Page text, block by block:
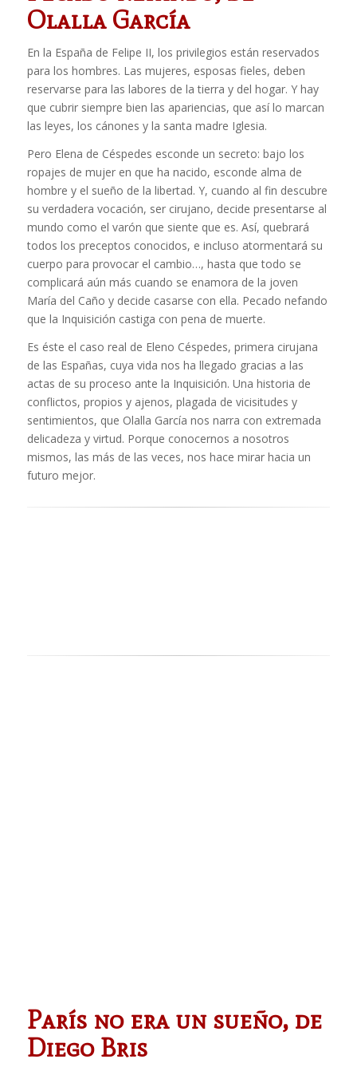
Olalla García
En la España de Felipe II, los privilegios están reservados
para los hombres. Las mujeres, esposas fieles, deben
reservarse para las labores de la tierra y del hogar. Y hay
que cubrir siempre bien las apariencias, que así lo marcan
las leyes, los cánones y la santa madre Iglesia.
Pero Elena de Céspedes esconde un secreto: bajo los
ropajes de mujer en que ha nacido, esconde alma de
hombre y el sueño de la libertad. Y, cuando al fin descubre
su verdadera vocación, ser cirujano, decide presentarse al
mundo como el varón que siente que es. Así, quebrará
todos los preceptos conocidos, e incluso atormentará su
cuerpo para provocar el cambio…, hasta que todo se
complicará aún más cuando se enamora de la joven
María del Caño y decide casarse con ella. Pecado nefando
que la Inquisición castiga con pena de muerte.
Es éste el caso real de Eleno Céspedes, primera cirujana
de las Españas, cuya vida nos ha llegado gracias a las
actas de su proceso ante la Inquisición. Una historia de
conflictos, propios y ajenos, plagada de vicisitudes y
sentimientos, que Olalla García nos narra con extremada
delicadeza y virtud. Porque conocernos a nosotros
mismos, las más de las veces, nos hace mirar hacia un
futuro mejor.
París no era un sueño, de
Diego Bris